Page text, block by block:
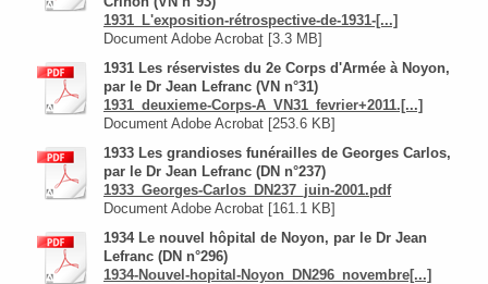
1931_L'exposition-rétrospective-de-1931-[...]
Document Adobe Acrobat [3.3 MB]
1931 Les réservistes du 2e Corps d'Armée à Noyon,
par le Dr Jean Lefranc (VN n°31)
1931_deuxieme-Corps-A_VN31_fevrier+2011.[...]
Document Adobe Acrobat [253.6 KB]
1933 Les grandioses funérailles de Georges Carlos,
par le Dr Jean Lefranc (DN n°237)
1933_Georges-Carlos_DN237_juin-2001.pdf
Document Adobe Acrobat [161.1 KB]
1934 Le nouvel hôpital de Noyon, par le Dr Jean
Lefranc (DN n°296)
1934-Nouvel-hopital-Noyon_DN296_novembre[...]